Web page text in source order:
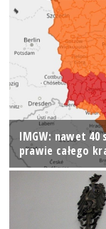
IMGW: nawet 40
prawie całego